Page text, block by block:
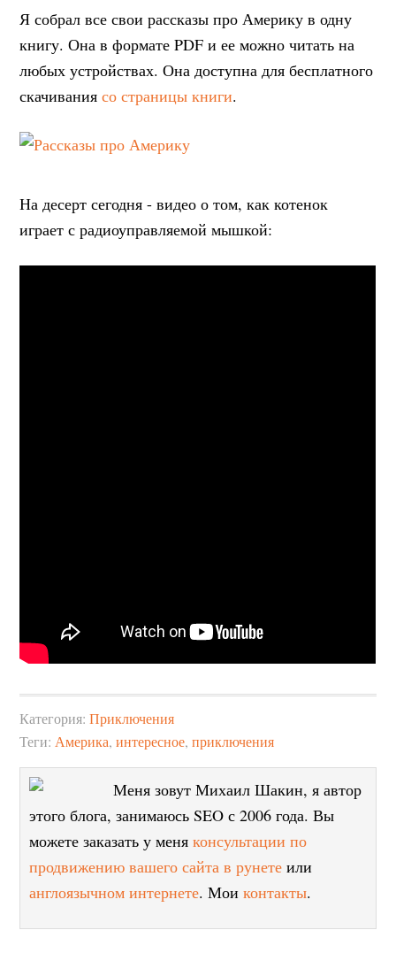
Я собрал все свои рассказы про Америку в одну
книгу. Она в формате PDF и ее можно читать на
любых устройствах. Она доступна для бесплатного
скачиваниясо страницы книги.
На десерт сегодня - видео о том, как котенок
играет с радиоуправляемой мышкой:
Категория:Приключения
Теги: Америка,интересное,приключения
Меня зовут Михаил Шакин, я автор
этого блога, занимаюсь SEO с 2006 года. Вы
можете заказать у меняконсультации по
продвижению вашего сайта в рунете или
англоязычном интернете. Моиконтакты.